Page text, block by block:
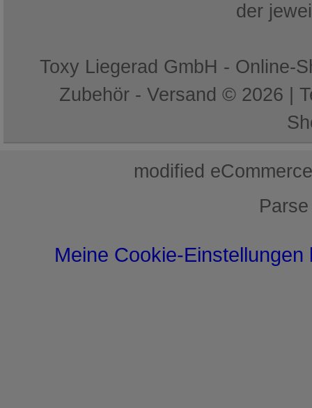
der
Toxy Liegerad GmbH - Online-
Zubehör - Versand © 2026 |
mod ified
Meine Cookie-